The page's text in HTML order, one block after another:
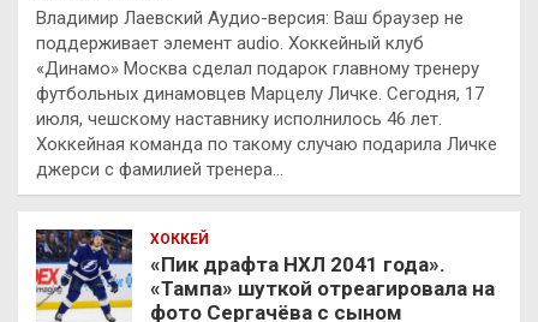
Владимир Лаевский Аудио-версия: Ваш браузер не
поддерживает элемент audio. Хоккейный клуб
«Динамо» Москва сделал подарок главному тренеру
футбольных динамовцев Марцелу Личке. Сегодня, 17
июля, чешскому наставнику исполнилось 46 лет.
Хоккейная команда по такому случаю подарила Личке
джерси с фамилией тренера…
ХОККЕЙ
«Пик драфта НХЛ 2041 года».
«Тампа» шуткой отреагировала на
фото Сергачёва с сыном